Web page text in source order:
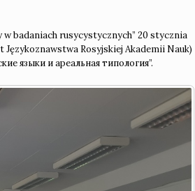
w badaniach rusycystycznych” 20 stycznia
Rosyjskiej Akademii Nauk)
языки и ареальная типология”.